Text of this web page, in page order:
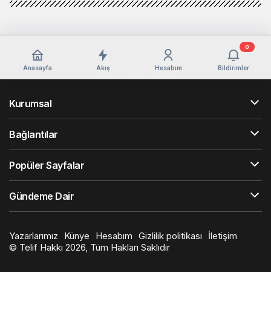
Anasayfa Akış Hesabım Bildirimler
0
Kurumsal
Bağlantılar
Popüler Sayfalar
Gündeme Dair
Yazarlarımız Künye Hesabım Gizlilik politikası
İletişim
© Telif Hakkı 2026, Tüm Hakları Saklıdır